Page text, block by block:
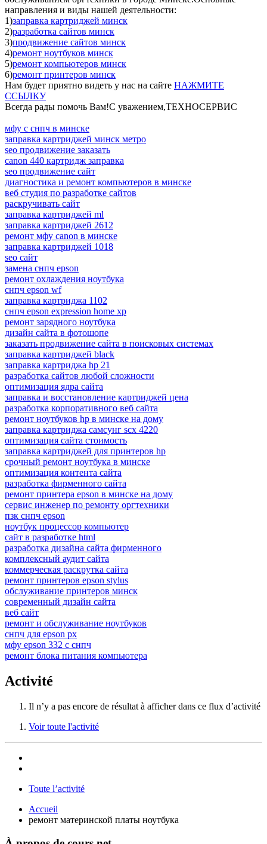
направления и виды нашей деятельности:
1)заправка картриджей минск
2)разработка сайтов минск
3)продвижение сайтов минск
4)ремонт ноутбуков минск
5)ремонт компьютеров минск
6)ремонт принтеров минск
Нам будет приятно видеть у нас на сайте НАЖМИТЕ
ССЫЛКУ
Всегда рады помочь Вам!С уважением,ТЕХНОСЕРВИC
мфу с снпч в минске
заправка картриджей минск метро
seo продвижение заказать
canon 440 картридж заправка
seo продвижение сайт
диагностика и ремонт компьютеров в минске
веб студия по разработке сайтов
раскручивать сайт
заправка картриджей ml
заправка картриджей 2612
ремонт мфу canon в минске
заправка картриджей 1018
seo сайт
замена снпч epson
ремонт охлаждения ноутбука
снпч epson wf
заправка картриджа 1102
снпч epson expression home xp
ремонт зарядного ноутбука
дизайн сайта в фотошопе
заказать продвижение сайта в поисковых системах
заправка картриджей black
заправка картриджа hp 21
разработка сайтов любой сложности
оптимизация ядра сайта
заправка и восстановление картриджей цена
разработка корпоративного веб сайта
ремонт ноутбуков hp в минске на дому
заправка картриджа самсунг scx 4220
оптимизация сайта стоимость
заправка картриджей для принтеров hp
срочный ремонт ноутбука в минске
оптимизация контента сайта
разработка фирменного сайта
ремонт принтера epson в минске на дому
сервис инженер по ремонту оргтехники
пзк снпч epson
ноутбук процессор компьютер
сайт в разработке html
разработка дизайна сайта фирменного
комплексный аудит сайта
коммерческая раскрутка сайта
ремонт принтеров epson stylus
обслуживание принтеров минск
современный дизайн сайта
веб сайт
ремонт и обслуживание ноутбуков
снпч для epson px
мфу epson 332 с снпч
ремонт блока питания компьютера
Activité
Il n’y a pas encore de résultat à afficher dans ce flux d’activité
Voir toute l'activité
Toute l’activité
Accueil
ремонт материнской платы ноутбука